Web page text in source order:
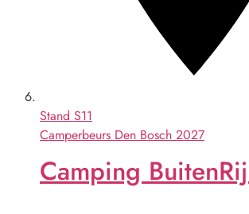
Stand S11
Camperbeurs Den Bosch 2027
Camping